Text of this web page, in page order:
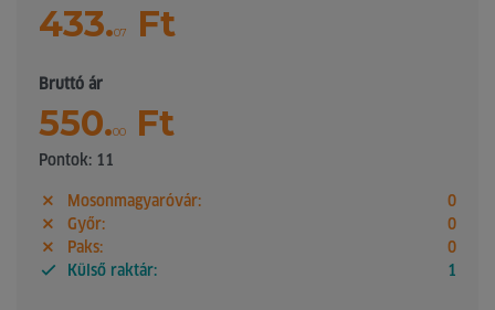
433.07 Ft
Bruttó ár
550.00 Ft
Pontok: 11
Mosonmagyaróvár:
0
Győr:
0
Paks:
0
Külső raktár:
1